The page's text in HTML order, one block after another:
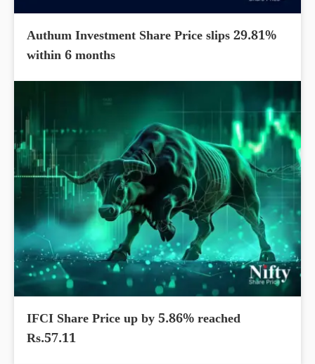
Authum Investment Share Price slips 29.81%
within 6 months
IFCI Share Price up by 5.86% reached
Rs.57.11